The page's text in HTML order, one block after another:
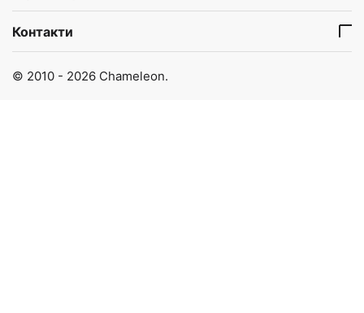
Контакти
© 2010 - 2026 Chameleon.